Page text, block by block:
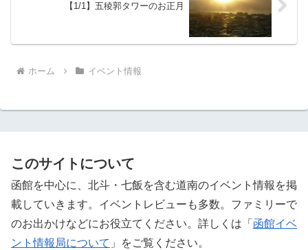
【1/1】五稜郭タワーのお正月
ホーム イベント情報
このサイトについて
函館を中心に、北斗・七飯を含む道南のイベント情報を掲
載していきます。イベントレビューも多数。ファミリーで
のお出かけなどにお役立てください。詳しくは「 函館イベ
ント情報局について 」をご覧ください。 ‎